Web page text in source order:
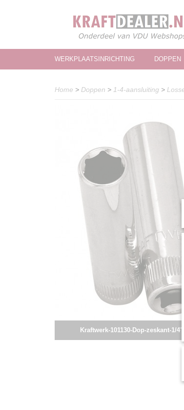
WERKPLAATSINRICHTING DOPPEN
Home > Doppen > 1-4-aansluiting >
Kraftwerk-101130-Dop-zeskant-1/